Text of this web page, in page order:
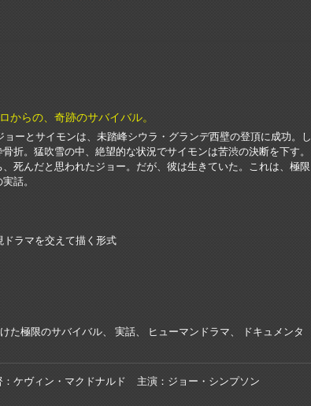
からの、奇跡のサバイバル。
ーとサイモンは、未踏峰シウラ・グランデ西壁の登頂に成功。し
折。猛吹雪の中、絶望的な状況でサイモンは苦渋の決断を下す。
死んだと思われたジョー。だが、彼は生きていた。これは、極限
話。
ラマを交えて描く形式
た極限のサバイバル、 実話、 ヒューマンドラマ、 ドキュメンタ
ケヴィン・マクドナルド 主演 ジョー・シンプソン